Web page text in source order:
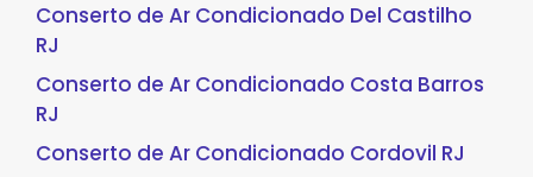
Conserto de Ar Condicionado Del Castilho
RJ
Conserto de Ar Condicionado Costa Barros
RJ
Conserto de Ar Condicionado Cordovil RJ